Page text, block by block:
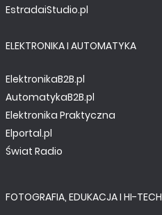
EstradaiStudio.pl
ELEKTRONIKA I AUTOMATYKA
ElektronikaB2B.pl
AutomatykaB2B.pl
Elektronika Praktyczna
Elportal.pl
Świat Radio
FOTOGRAFIA, EDUKACJA I HI-TECH